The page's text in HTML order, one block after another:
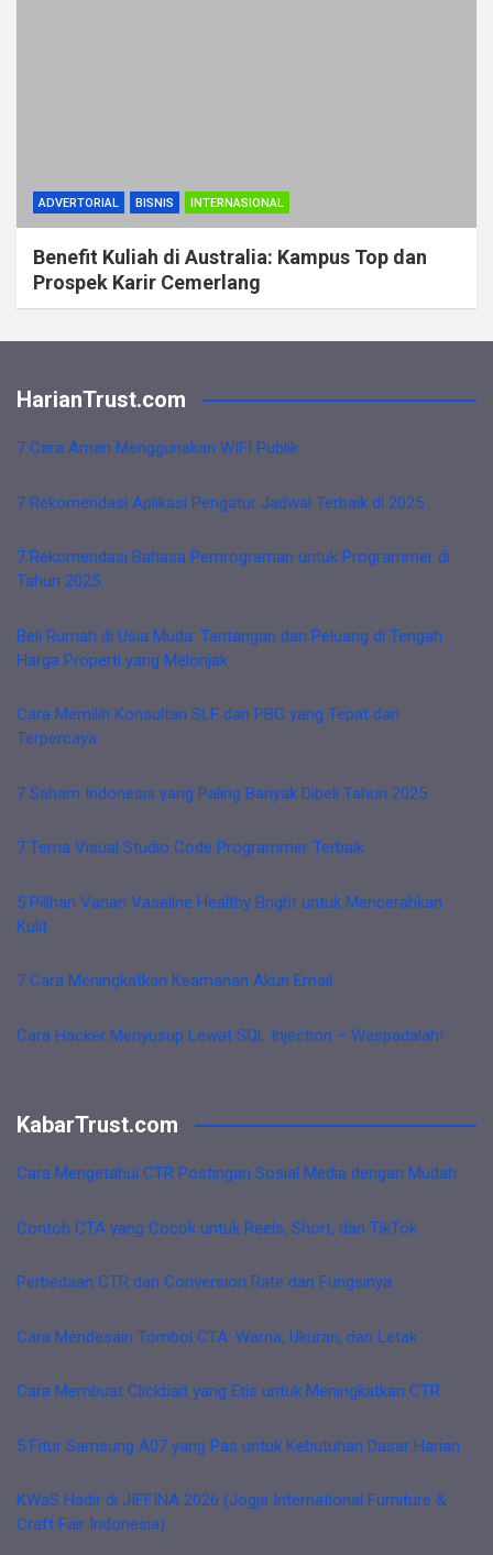
ADVERTORIAL BISNIS INTERNASIONAL
Benefit Kuliah di Australia: Kampus Top dan
Prospek Karir Cemerlang
HarianTrust.com
7 Cara Aman Menggunakan WIFI Publik
7 Rekomendasi Aplikasi Pengatur Jadwal Terbaik di 2025
7 Rekomendasi Bahasa Pemrograman untuk Programmer di
Tahun 2025
Beli Rumah di Usia Muda: Tantangan dan Peluang di Tengah
Harga Properti yang Melonjak
Cara Memilih Konsultan SLF dan PBG yang Tepat dan
Terpercaya
7 Saham Indonesia yang Paling Banyak Dibeli Tahun 2025
7 Tema Visual Studio Code Programmer Terbaik
5 Pilihan Varian Vaseline Healthy Bright untuk Mencerahkan
Kulit
7 Cara Meningkatkan Keamanan Akun Email
Cara Hacker Menyusup Lewat SQL Injection – Waspadalah!
KabarTrust.com
Cara Mengetahui CTR Postingan Sosial Media dengan Mudah
Contoh CTA yang Cocok untuk Reels, Short, dan TikTok
Perbedaan CTR dan Conversion Rate dan Fungsinya
Cara Mendesain Tombol CTA: Warna, Ukuran, dan Letak
Cara Membuat Clickbait yang Etis untuk Meningkatkan CTR
5 Fitur Samsung A07 yang Pas untuk Kebutuhan Dasar Harian
KWaS Hadir di JIFFINA 2026 (Jogja International Furniture &
Craft Fair Indonesia)